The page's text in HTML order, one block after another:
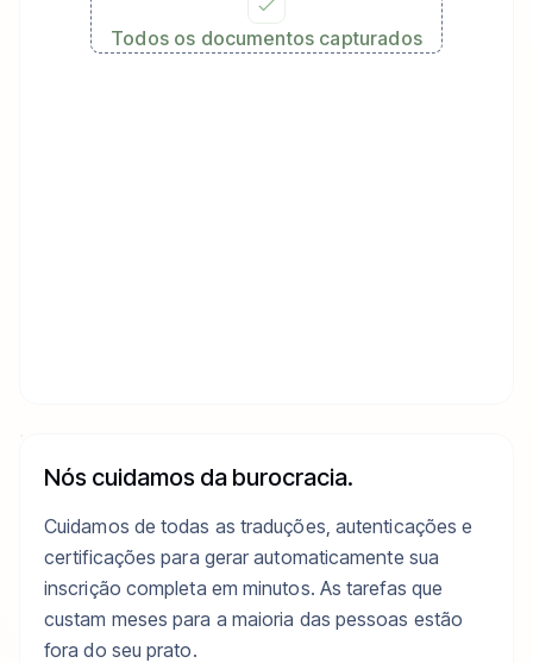
Todos os documentos capturados
Nós cuidamos da burocracia.
Cuidamos de todas as traduções, autenticações e
certificações para gerar automaticamente sua
inscrição completa em minutos. As tarefas que
custam meses para a maioria das pessoas estão
fora do seu prato.